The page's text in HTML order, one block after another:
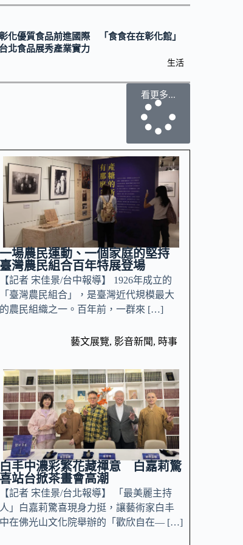
化優質食品前進國際 「食食在在彰化館」
台北食品展秀產業實力
生活
看更多...
一場農民運動、一個家庭的堅持
臺灣農民組合百年特展登場
【記者 宋佳景/台中報導】 1926年成立的
「臺灣農民組合」，是臺灣近代規模最大
的農民組織之一。百年前，一群來 […]
藝文展覽, 影音新聞, 時事
白丰中濃彩繁花藏禪意 白嘉莉驚
喜站台掀茶畫會高潮
【記者 宋佳景/台北報導】 「最美麗主持
人」白嘉莉驚喜現身力挺，讓藝術家白丰
中在佛光山文化院舉辦的「歡欣自在— […]